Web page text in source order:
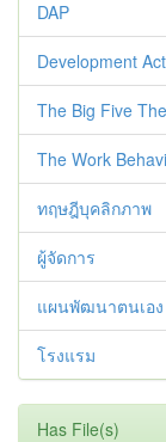
DAP
Development
The Big Five
The Work
ทฤษฎีบุคลิกภาพ
ผู้จัดการ
แผนพัฒนาตนเอง
โรงแรม
Has File(s)